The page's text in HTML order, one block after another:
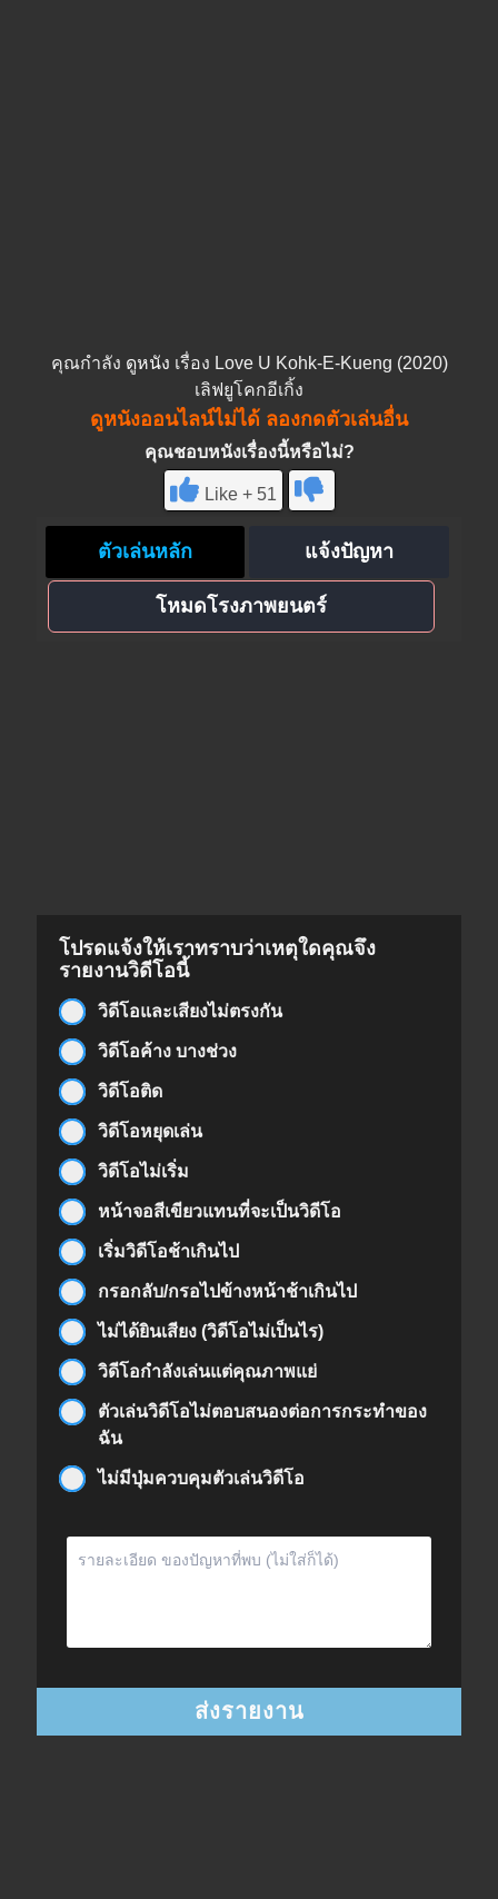
คุณกำลัง ดูหนัง เรื่อง Love U Kohk-E-Kueng (2020)
เลิฟยูโคกอีเกิ้ง
ดูหนังออนไลน์ไม่ได้ ลองกดตัวเล่นอื่น
คุณชอบหนังเรื่องนี้หรือไม่?
Like + 51
ตัวเล่นหลัก แจ้งปัญหา
โหมดโรงภาพยนตร์
โปรดแจ้งให้เราทราบว่าเหตุใดคุณจึง
รายงานวิดีโอนี้
วิดีโอและเสียงไม่ตรงกัน
วิดีโอค้าง บางช่วง
วิดีโอติด
วิดีโอหยุดเล่น
วิดีโอไม่เริ่ม
หน้าจอสีเขียวแทนที่จะเป็นวิดีโอ
เริ่มวิดีโอช้าเกินไป
กรอกลับ/กรอไปข้างหน้าช้าเกินไป
ไม่ได้ยินเสียง (วิดีโอไม่เป็นไร)
วิดีโอกำลังเล่นแต่คุณภาพแย่
ตัวเล่นวิดีโอไม่ตอบสนองต่อการกระทำของ
ฉัน
ไม่มีปุ่มควบคุมตัวเล่นวิดีโอ